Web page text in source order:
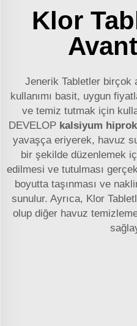
Klor
Jenerik Tabletler birçok
kullanımı basit, uygun
ve temiz tutmak için
DEVELOP kalsiyum
yavaşça eriyerek, havuz
bir şekilde düzenlemek
edilmesi ve tutulması
boyutta taşınması ve
sunulur. Ayrıca, Klor
olup diğer havuz